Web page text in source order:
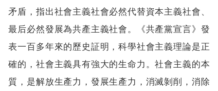
矛盾，指出社會主義社會必然代替資本主義社會、
最后必然發展為共產主義社會。《共產黨宣言》發
表一百多年來的歷史証明，科學社會主義理論是正
確的，社會主義具有強大的生命力。社會主義的本
質，是解放生產力，發展生產力，消滅剝削，消除